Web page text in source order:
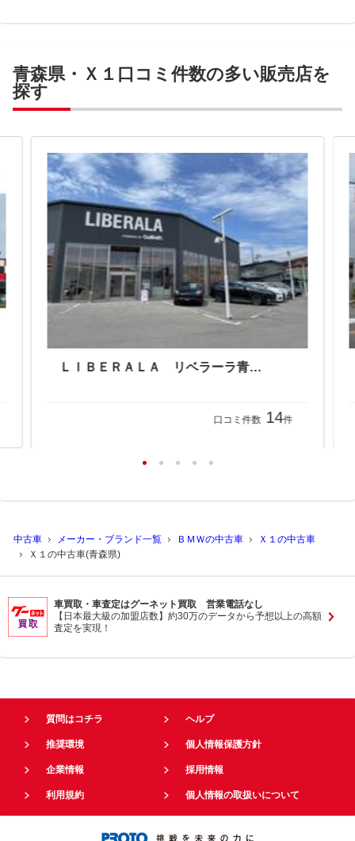
青森県・Ｘ１口コミ件数の多い販売店を
探す
ＬＩＢＥＲＡＬＡ リベラーラ青森店
口コミ件数 14件
中古車 メーカー・ブランド一覧 ＢＭＷの中古車
Ｘ１の中古車
Ｘ１の中古車(青森県)
車買取・車査定はグーネット買取 営業電話なし
【日本最大級の加盟店数】約30万のデータから予想以上の高額
査定を実現！
質問はコチラ ヘルプ
推奨環境 個人情報保護方針
企業情報 採用情報
利用規約 個人情報の取扱いについて